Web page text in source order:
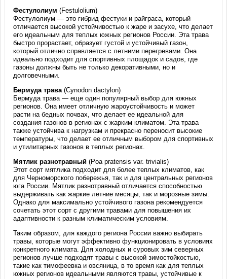
Фестулолиум (Festulolium)
Фестулолиум — это гибрид фестуки и райграса, который
отличается высокой устойчивостью к жаре и засухе, что делает
его идеальным для теплых южных регионов России. Эта трава
быстро прорастает, образует густой и устойчивый газон,
который отлично справляется с летними перегревами. Она
идеально подходит для спортивных площадок и садов, где
газоны должны быть не только декоративными, но и
долговечными.
Бермуда трава (Cynodon dactylon)
Бермуда трава — еще один популярный выбор для южных
регионов. Она имеет отличную жароустойчивость и может
расти на бедных почвах, что делает ее идеальной для
создания газонов в регионах с жарким климатом. Эта трава
также устойчива к нагрузкам и прекрасно переносит высокие
температуры, что делает ее отличным выбором для спортивных
и утилитарных газонов в теплых регионах.
Мятлик разнотравный (Poa pratensis var. trivialis)
Этот сорт мятлика подходит для более теплых климатов, как
для Черноморского побережья, так и для центральных регионов
юга России. Мятлик разнотравный отличается способностью
выдерживать как жаркие летние месяцы, так и морозные зимы.
Однако для максимально устойчивого газона рекомендуется
сочетать этот сорт с другими травами для повышения их
адаптивности к разным климатическим условиям.
Таким образом, для каждого региона России важно выбирать
травы, которые могут эффективно функционировать в условиях
конкретного климата. Для холодных и суровых зим северных
регионов лучше подходят травы с высокой зимостойкостью,
такие как тимофеевка и овсяница, в то время как для теплых
южных регионов идеальными являются травы, устойчивые к